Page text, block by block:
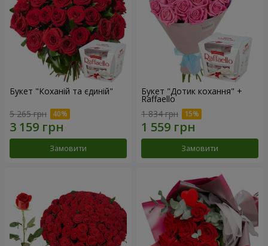
Букет "Коханій та єдиній"
5 265 грн
Замовити
Букет "Дотик кохання" +
Raffaello
1 834 грн
Замовити